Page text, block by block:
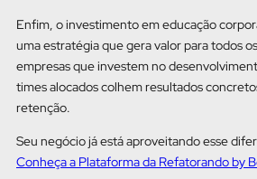
Enfim, o investimento em educação
uma estratégia que gera valor para todos
empresas que investem no
times alocados colhem resultados
retenção.
Seu negócio já está aproveitando esse
Conheça a Plataforma da Refatorando by